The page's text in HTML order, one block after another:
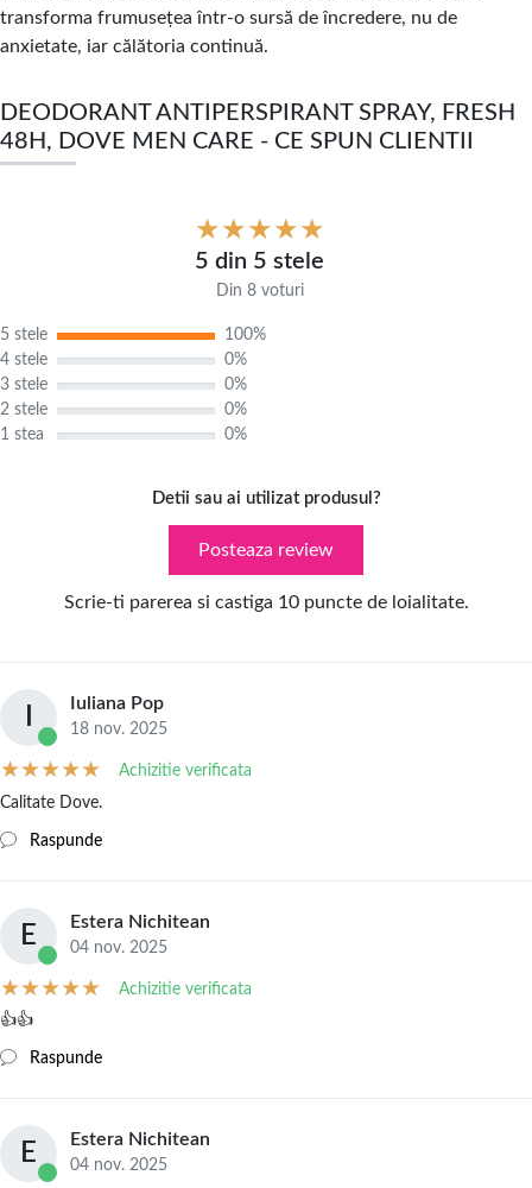
transforma frumusețea într-o sursă de încredere, nu de
anxietate, iar călătoria continuă.
DEODORANT ANTIPERSPIRANT SPRAY, FRESH
48H, DOVE MEN CARE - CE SPUN CLIENTII
5 din 5 stele
Din 8 voturi
5 stele
100%
4 stele
0%
3 stele
0%
2 stele
0%
1 stea
0%
Detii sau ai utilizat produsul?
Posteaza review
Scrie-ti parerea si castiga 10 puncte de loialitate.
Iuliana Pop
18 nov. 2025
Achizitie verificata
Calitate Dove.
Raspunde
E Estera Nichitean
04 nov. 2025
Achizitie verificata
👍👍
Raspunde
E Estera Nichitean
04 nov. 2025